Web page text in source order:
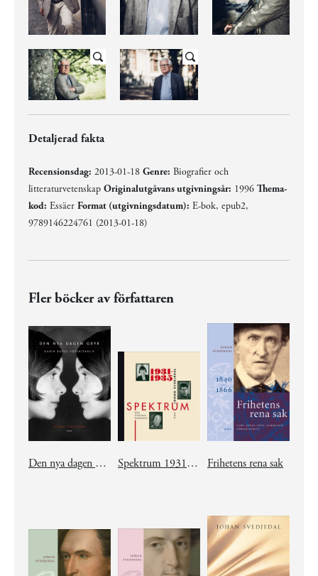
Detaljerad fakta
Recensionsdag: 2013-01-18 Genre: Biografier och
litteraturvetenskap Originalutgåvans utgivningsår: 1996 Thema-
kod: Essäer Format (utgivningsdatum): E-bok, epub2,
9789146224761 (2013-01-18)
Fler böcker av författaren
Den nya dagen gryr Spektrum 1931-1935 Frihetens rena sak